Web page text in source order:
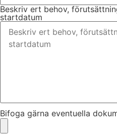
Beskriv ert behov,
startdatum
Bifoga gärna eventuella